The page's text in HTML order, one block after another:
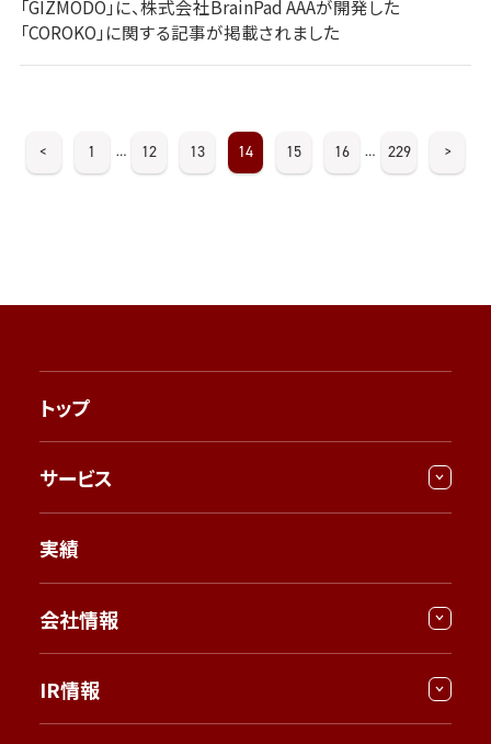
「GIZMODO」に、株式会社BrainPad AAAが開発した
「COROKO」に関する記事が掲載されました
< 1 … 12 13 14 15 16 … 229 >
トップ
サービス
実績
会社情報
IR情報